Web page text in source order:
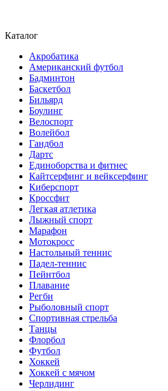
Каталог
Акробатика
Американский футбол
Бадминтон
Баскетбол
Бильярд
Боулинг
Велоспорт
Волейбол
Гандбол
Дартс
Единоборства и фитнес
Кайтсерфинг и вейксерфинг
Киберспорт
Кроссфит
Легкая атлетика
Лыжный спорт
Марафон
Мотокросс
Настольный теннис
Падел-теннис
Пейнтбол
Плавание
Регби
Рыболовный спорт
Спортивная стрельба
Танцы
Флорбол
Футбол
Хоккей
Хоккей с мячом
Черлидинг